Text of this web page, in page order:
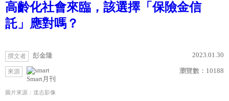
高齡化社會來臨，該選擇「保險金信
託」應對嗎？
撰文者 彭金隆 2023.01.30
來源
Smart月刊
瀏覽數： 10188
圖片來源：達志影像